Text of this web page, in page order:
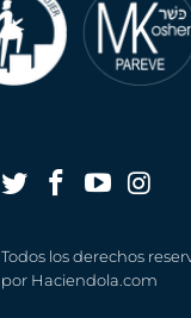
. Todos los derechos
por Haciendola.com